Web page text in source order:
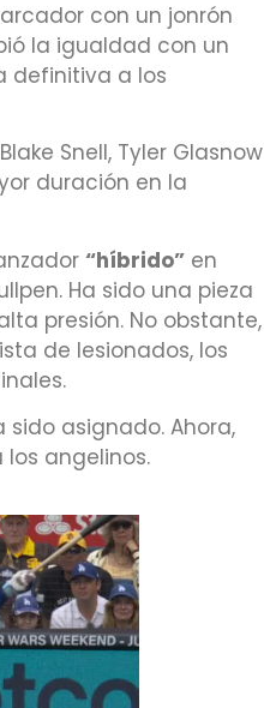
con un jonrón
la igualdad con un
definitiva a los
Snell, Tyler Glasnow
duración en la
“híbrido” en
Ha sido una pieza
presión. No obstante,
de lesionados, los
asignado. Ahora,
angelinos.